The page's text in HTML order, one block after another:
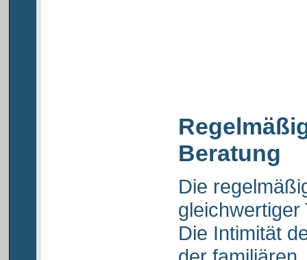
Beratung
Die
gleichwertiger
Die Intimität